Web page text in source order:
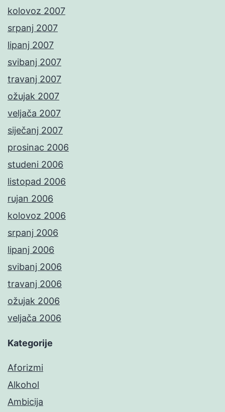
kolovoz 2007
srpanj 2007
lipanj 2007
svibanj 2007
travanj 2007
ožujak 2007
veljača 2007
siječanj 2007
prosinac 2006
studeni 2006
listopad 2006
rujan 2006
kolovoz 2006
srpanj 2006
lipanj 2006
svibanj 2006
travanj 2006
ožujak 2006
veljača 2006
Kategorije
Aforizmi
Alkohol
Ambicija